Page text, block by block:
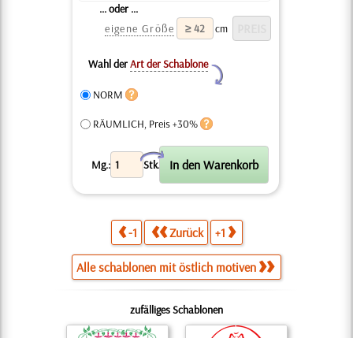
... oder ...
eigene Größe
cm
Wahl derArt der Schablone
Y
NORM
RÄUMLICH, Preis +30%
Mg.: Stk.
X
-1 Zurück +1
Alle schablonen mit östlich motiven
zufälliges Schablonen